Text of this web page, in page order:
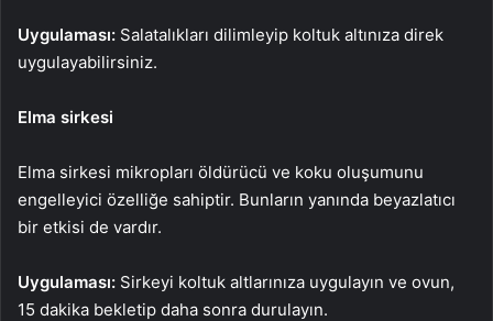
Uygulaması: Salatalıkları dilimleyip koltuk altınıza direk
uygulayabilirsiniz.
Elma sirkesi
Elma sirkesi mikropları öldürücü ve koku oluşumunu
engelleyici özelliğe sahiptir. Bunların yanında beyazlatıcı
bir etkisi de vardır.
Uygulaması: Sirkeyi koltuk altlarınıza uygulayın ve ovun,
15 dakika bekletip daha sonra durulayın.